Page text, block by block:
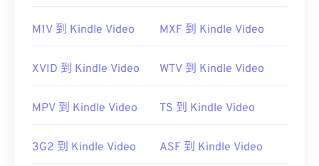
首次發布：2006年
https://www.lifewire.com/m2ts-file
M1V 到 Kindle Video MXF 到 Kindle Video
XVID 到 Kindle Video WTV 到 Kindle Video
MPV 到 Kindle Video TS 到 Kindle Video
3G2 到 Kindle Video ASF 到 Kindle Video